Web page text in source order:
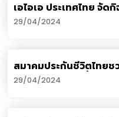
เอไอเอ ประเทศไทย จัด
Championship 2024
ประเทศไทย ร่วมแข่งขั
29/04/2024
สมาคมประกันชีวิตไทย
ให้งอกเงยอย่างมั่นคง
29/04/2024